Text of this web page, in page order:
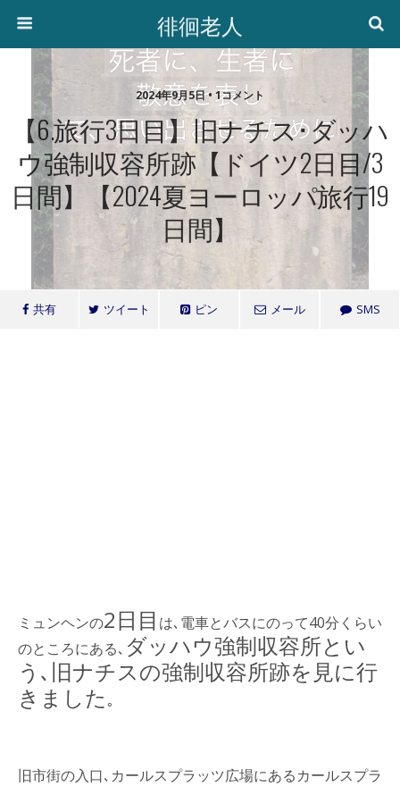
徘徊老人
2024年9月5日 • 1コメント
【6.旅行3日目】旧ナチス･ダッハ
ウ強制収容所跡【ドイツ2日目/3
日間】【2024夏ヨーロッパ旅行19
日間】
共有 ツイート ピン メール SMS
ミュンヘンの2日目 は､電車とバスにのって40分くらい
のところにある､ ダッハウ強制収容所とい
う､旧ナチスの強制収容所跡を見に行
きました｡
旧市街の入口､カールスプラッツ広場にあるカールスプラ